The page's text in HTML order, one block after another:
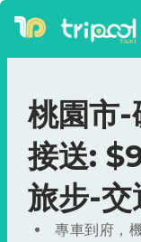
桃園市-
接送:
旅步-
專車到府，